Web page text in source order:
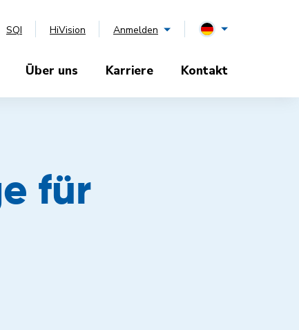
SQI HiVision Anmelden
Über uns Karriere Kontakt
für